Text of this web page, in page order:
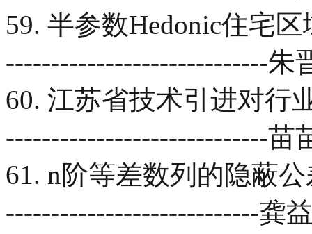
59. 半参数Hedonic住宅
-----------------------------朱
60. 江苏省技术引进对行
-----------------------------苗
61. n阶等差数列的隐蔽
----------------------------龚